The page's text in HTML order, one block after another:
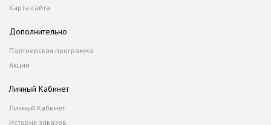
Карта сайта
Дополнительно
Партнерская программа
Акции
Личный Кабинет
Личный Кабинет
История заказов